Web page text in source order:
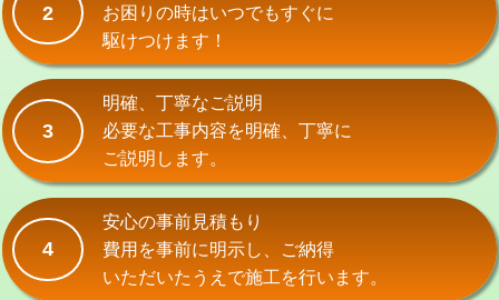
持込商品取付（単水栓）
持込商品取付（混合水栓） 16,500円
持込商品取付（浄水器・分岐水栓） 16,500円
給水管工事※（ホール加工)
給水管工事※（バンド止め)
給水管工事※（支持金具設置) 5,500円
2
お困りの時はいつでもすぐに
駆けつけます！
3
明確、丁寧なご説明
必要な工事内容を明確、丁寧に
ご説明します。
4
安心の事前見積もり
費用を事前に明示し、ご納得
いただいたうえで施工を行います。